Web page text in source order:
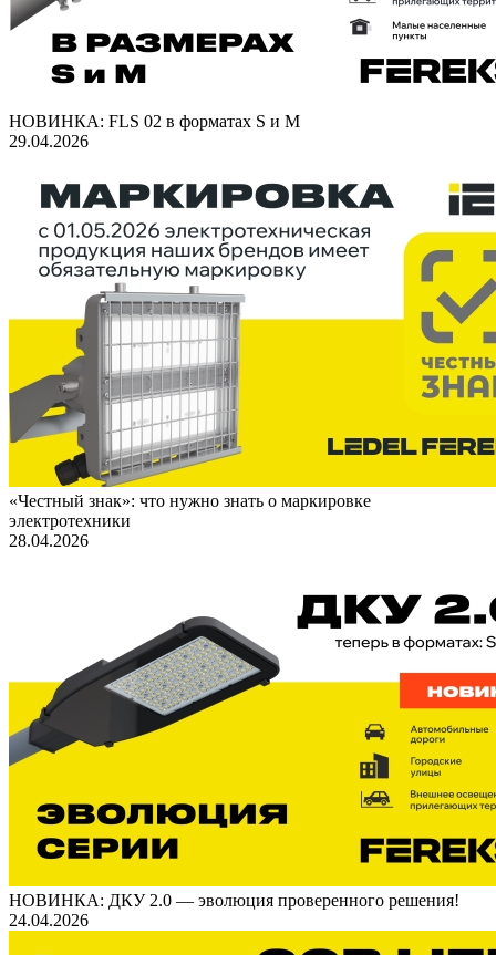
НОВИНКА: FLS 02 в форматах S и M
29.04.2026
«Честный знак»: что нужно знать о маркировке
электротехники
28.04.2026
НОВИНКА: ДКУ 2.0 — эволюция проверенного решения!
24.04.2026